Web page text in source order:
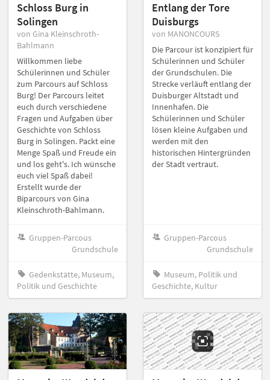
Schloss Burg in
Solingen
von Gina Kleinschroth-
Bahlmann
Willkommen liebe
Schülerinnen und Schüler
zum Parcours auf Schloss
Burg! Der Parcours leitet
euch durch verschiedene
Fragen und Aufgaben über
Geschichte von Schloss
Burg in Solingen. Packt eine
Menge Spaß und Freude ein
und los geht's. Ich wünsche
euch viel Spaß dabei!
Erstellt wurde der
Biparcours von Gina
Kleinschroth-Bahlmann.
Gruppen-Parcous
Grundschule
Gedenkstätte, Museum,
Politik und Geschichte
Entlang der Tore
Duisburgs
von MANONCOURS
Die Parcour ist konzipiert für
Schülerinnen und Schüler
der Grundschulen. Die
Strecke verläuft entlang der
Duisburger Altstadt und
Innenhafen. Die
Schülerinnen und Schüler
lösen kleine Aufgaben und
werden mit den
historischen Hintergründen
der Stadt vertraut.
Gruppen-Parcous
Grundschule
Museum, Politik und
Geschichte, Kultur